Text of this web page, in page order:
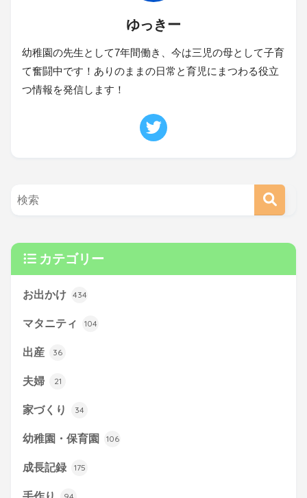
ゆっきー
幼稚園の先生として7年間働き、今は三児の母として子育
て奮闘中です！ありのままの日常と育児にまつわる役立
つ情報を発信します！
カテゴリー
お出かけ 434
マタニティ 104
出産 36
夫婦 21
家づくり 34
幼稚園・保育園 106
成長記録 175